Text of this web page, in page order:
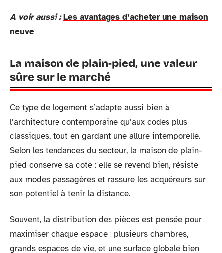
A voir aussi : Les avantages d’acheter une maison
neuve
La maison de plain-pied, une valeur
sûre sur le marché
Ce type de logement s’adapte aussi bien à
l’architecture contemporaine qu’aux codes plus
classiques, tout en gardant une allure intemporelle.
Selon les tendances du secteur, la maison de plain-
pied conserve sa cote : elle se revend bien, résiste
aux modes passagères et rassure les acquéreurs sur
son potentiel à tenir la distance.
Souvent, la distribution des pièces est pensée pour
maximiser chaque espace : plusieurs chambres,
grands espaces de vie, et une surface globale bien